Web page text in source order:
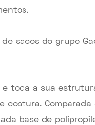
sacos do grupo
e toda a sua
Comparada
base de